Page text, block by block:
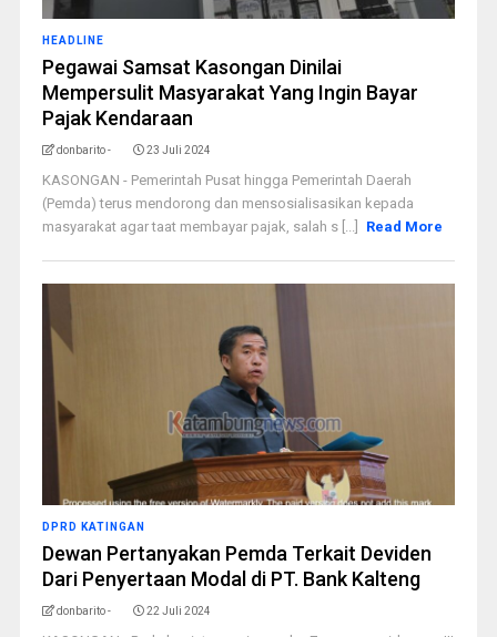
HEADLINE
Pegawai Samsat Kasongan Dinilai
Mempersulit Masyarakat Yang Ingin Bayar
Pajak Kendaraan
donbarito - 23 Juli 2024
KASONGAN - Pemerintah Pusat hingga Pemerintah Daerah
(Pemda) terus mendorong dan mensosialisasikan kepada
masyarakat agar taat membayar pajak, salah s [...]
Read More
DPRD KATINGAN
Dewan Pertanyakan Pemda Terkait Deviden
Dari Penyertaan Modal di PT. Bank Kalteng
donbarito - 22 Juli 2024